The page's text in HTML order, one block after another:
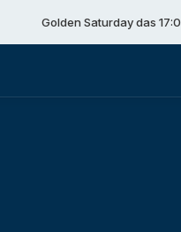
Saturday das 17:00 às 20:00